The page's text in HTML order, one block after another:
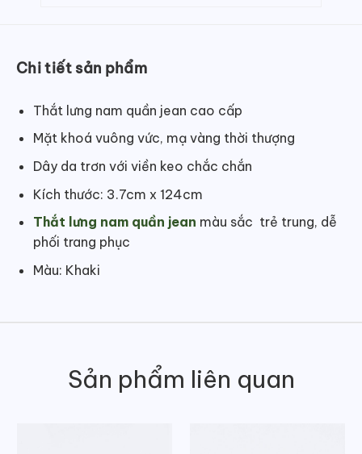
Chi tiết sản phẩm
Thắt lưng nam quần jean cao cấp
Mặt khoá vuông vức, mạ vàng thời thượng
Dây da trơn với viền keo chắc chắn
Kích thước: 3.7cm x 124cm
Thắt lưng nam quần jean màu sắc trẻ trung, dễ
phối trang phục
Màu: Khaki
Sản phẩm liên quan